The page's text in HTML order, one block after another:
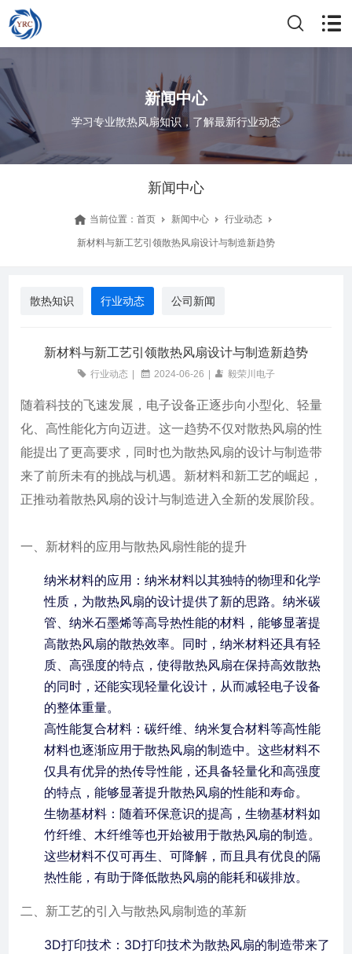
新闻中心
学习专业散热风扇知识，了解最新行业动态
新闻中心
当前位置： 首页 新闻中心 行业动态
新材料与新工艺引领散热风扇设计与制造新趋势
散热知识 行业动态 公司新闻
新材料与新工艺引领散热风扇设计与制造新趋势
行业动态 2024-06-26 毅荣川电子
随着科技的飞速发展，电子设备正逐步向小型化、轻量
化、高性能化方向迈进。这一趋势不仅对散热风扇的性
能提出了更高要求，同时也为散热风扇的设计与制造带
来了前所未有的挑战与机遇。新材料和新工艺的崛起，
正推动着散热风扇的设计与制造进入全新的发展阶段。
一、新材料的应用与散热风扇性能的提升
纳米材料的应用：纳米材料以其独特的物理和化学
性质，为散热风扇的设计提供了新的思路。纳米碳
管、纳米石墨烯等高导热性能的材料，能够显著提
高散热风扇的散热效率。同时，纳米材料还具有轻
质、高强度的特点，使得散热风扇在保持高效散热
的同时，还能实现轻量化设计，从而减轻电子设备
的整体重量。
高性能复合材料：碳纤维、纳米复合材料等高性能
材料也逐渐应用于散热风扇的制造中。这些材料不
仅具有优异的热传导性能，还具备轻量化和高强度
的特点，能够显著提升散热风扇的性能和寿命。
生物基材料：随着环保意识的提高，生物基材料如
竹纤维、木纤维等也开始被用于散热风扇的制造。
这些材料不仅可再生、可降解，而且具有优良的隔
热性能，有助于降低散热风扇的能耗和碳排放。
二、新工艺的引入与散热风扇制造的革新
3D打印技术：3D打印技术为散热风扇的制造带来了